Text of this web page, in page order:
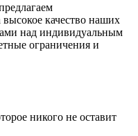
качество наших
над индивидуальным
ограничения и
никого не оставит